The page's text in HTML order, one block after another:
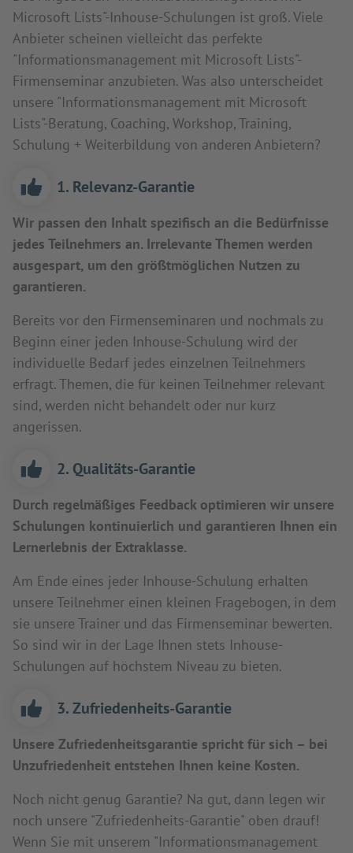
Microsoft Lists"-Inhouse-Schulungen ist groß. Viele
Anbieter scheinen vielleicht das perfekte
"Informationsmanagement mit Microsoft Lists"-
Firmenseminar anzubieten. Was also unterscheidet
unsere "Informationsmanagement mit Microsoft
Lists"-Beratung, Coaching, Workshop, Training,
Schulung + Weiterbildung von anderen Anbietern?
1. Relevanz-Garantie
Wir passen den Inhalt spezifisch an die Bedürfnisse
jedes Teilnehmers an. Irrelevante Themen werden
ausgespart, um den größtmöglichen Nutzen zu
garantieren.
Bereits vor den Firmenseminaren und nochmals zu
Beginn einer jeden Inhouse-Schulung wird der
individuelle Bedarf jedes einzelnen Teilnehmers
erfragt. Themen, die für keinen Teilnehmer relevant
sind, werden nicht behandelt oder nur kurz
angerissen.
2. Qualitäts-Garantie
Durch regelmäßiges Feedback optimieren wir unsere
Schulungen kontinuierlich und garantieren Ihnen ein
Lernerlebnis der Extraklasse.
Am Ende eines jeder Inhouse-Schulung erhalten
unsere Teilnehmer einen kleinen Fragebogen, in dem
sie unsere Trainer und das Firmenseminar bewerten.
So sind wir in der Lage Ihnen stets Inhouse-
Schulungen auf höchstem Niveau zu bieten.
3. Zufriedenheits-Garantie
Unsere Zufriedenheitsgarantie spricht für sich – bei
Unzufriedenheit entstehen Ihnen keine Kosten.
Noch nicht genug Garantie? Na gut, dann legen wir
noch unsere "Zufriedenheits-Garantie" oben drauf!
Wenn Sie mit unserem "Informationsmanagement